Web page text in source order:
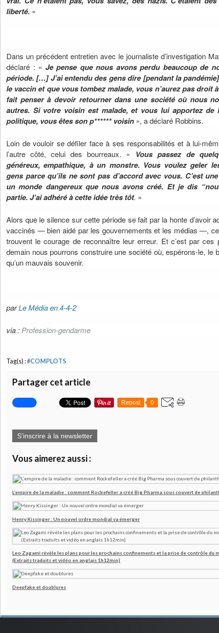
liberté. »
Dans un précédent entretien avec le journaliste d’investigation
déclaré : « Je pense que nous avons perdu beaucoup de
période. […] J’ai entendu des gens dire [pendant la
le vaccin et que vous tombez malade, vous n’aurez pas droit
fait penser à devoir retourner dans une société où nous
autres. Si votre voisin est malade, et vous lui apportez de
politique, vous êtes son p****** voisin », a déclaré Robbins.
Loin de vouloir se défiler face à ses responsabilités et à lui-
l’autre côté, celui des bourreaux. «
Vous passez de
généreux, empathique, à un monstre. Vous voulez geler
gens parce qu’ils ne sont pas d’accord avec vous. C’est
un monde dangereux que nous avons créé. Et je dis
partie. J’ai adhéré à cette idée très tôt. »
Alors que le silence sur cette période se fait par la honte d’avoir
vaccinés — bien aidé par les gouvernements et les médias —,
trouvent le courage de reconnaître leur erreur. Et c’est par ces
demain nous pourrons construire une société où, espérons-le, le
qu’un mauvais souvenir.
parLe Média en 4-4-2
via : Profession-gendarme
Tag(s) :#COMPLOTS
Partager cet article
Repost 0
S'inscrire à la newsletter
Vous aimerez aussi :
L’empire de la maladie : comment Rockefeller a créé Big Pharma sous couvert de
Henry Kissinger : Un nouvel ordre mondial va émerger
Leo Zagami révèle les plans pour les prochains confinements et la prise de contrôle
(Extraits traduits et vidéo en anglais 1h12min)
Deepfake et doublures